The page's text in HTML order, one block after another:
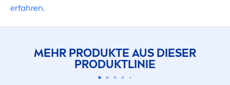
erfahren.
MEHR PRODUKTE AUS DIESER
PRODUKTLINIE